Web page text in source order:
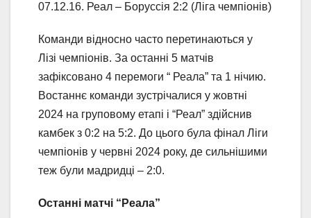
07.12.16. Реал – Боруссія 2:2 (Ліга чемпіонів)
Команди відносно часто перетинаються у
Лізі чемпіонів. За останні 5 матчів
зафіксовано 4 перемоги “ Реала” та 1 нічию.
Востаннє команди зустрічалися у жовтні
2024 на груповому етапі і “Реал” здійснив
камбек з 0:2 на 5:2. До цього була фінал Ліги
чемпіонів у червні 2024 року, де сильнішими
теж були мадридці – 2:0.
Останні матчі “Реала”